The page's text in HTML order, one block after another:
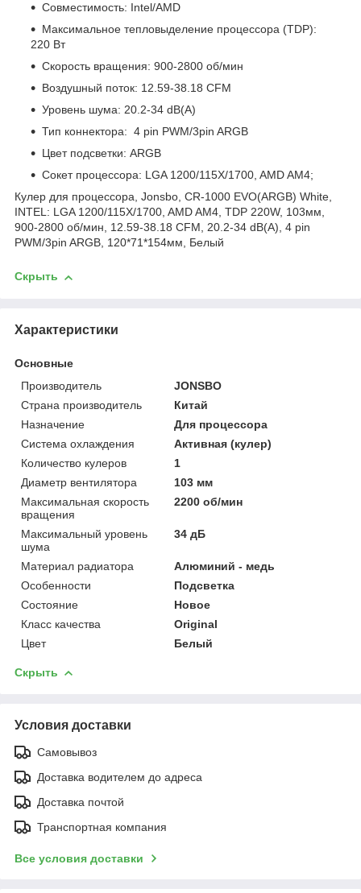
Совместимость: Intel/AMD
Максимальное тепловыделение процессора (TDP):
220 Вт
Скорость вращения: 900-2800 об/мин
Воздушный поток: 12.59-38.18 CFM
Уровень шума: 20.2-34 dB(A)
Тип коннектора: 4 pin PWM/3pin ARGB
Цвет подсветки: ARGB
Сокет процессора: LGA 1200/115X/1700, AMD AM4;
Кулер для процессора, Jonsbo, CR-1000 EVO(ARGB) White,
INTEL: LGA 1200/115X/1700, AMD AM4, TDP 220W, 103мм,
900-2800 об/мин, 12.59-38.18 CFM, 20.2-34 dB(A), 4 pin
PWM/3pin ARGB, 120*71*154мм, Белый
Скрыть
Характеристики
Основные
Производитель
JONSBO
Страна производитель
Китай
Назначение
Для процессора
Система охлаждения
Активная (кулер)
Количество кулеров
1
Диаметр вентилятора
103 мм
Максимальная скорость
вращения
2200 об/мин
Максимальный уровень
шума
34 дБ
Материал радиатора
Алюминий - медь
Особенности
Подсветка
Состояние
Новое
Класс качества
Original
Цвет
Белый
Скрыть
Условия доставки
Самовывоз
Доставка водителем до адреса
Доставка почтой
Транспортная компания
Все условия доставки